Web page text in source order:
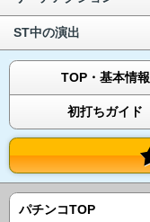
ST中の演出
TOP・基本情報
初打ちガイド
パチンコTOP